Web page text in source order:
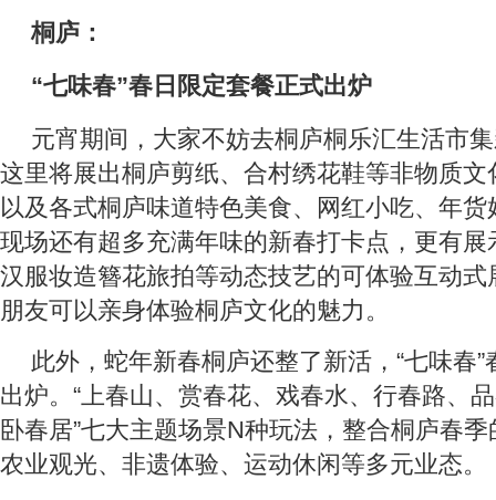
桐庐：
“七味春”春日限定套餐正式出炉
元宵期间，大家不妨去桐庐桐乐汇生活市
这里将展出桐庐剪纸、合村绣花鞋等非物质
以及各式桐庐味道特色美食、网红小吃、年
现场还有超多充满年味的新春打卡点，更有
汉服妆造簪花旅拍等动态技艺的可体验互动
朋友可以亲身体验桐庐文化的魅力。
此外，蛇年新春桐庐还整了新活，“七味春
出炉。“上春山、赏春花、戏春水、行春路、
卧春居”七大主题场景N种玩法，整合桐庐春
农业观光、非遗体验、运动休闲等多元业态。